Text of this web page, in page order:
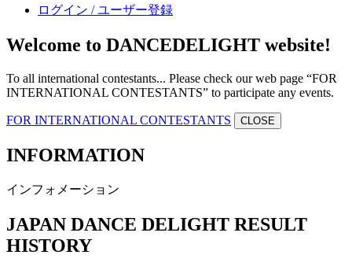
ログイン / ユーザー登録
Welcome to DANCEDELIGHT website!
To all international contestants... Please check our web page “FOR
INTERNATIONAL CONTESTANTS” to participate any events.
FOR INTERNATIONAL CONTESTANTS CLOSE
INFORMATION
インフォメーション
JAPAN DANCE DELIGHT RESULT
HISTORY